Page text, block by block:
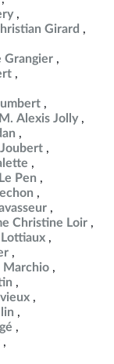
Girard
Grangier
M. Alexis Jolly
Pen
Christine Loir
Marchio